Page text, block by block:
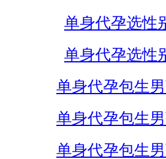
单身代孕选性
单身代孕选性
单身代孕包生
单身代孕包生
单身代孕包生